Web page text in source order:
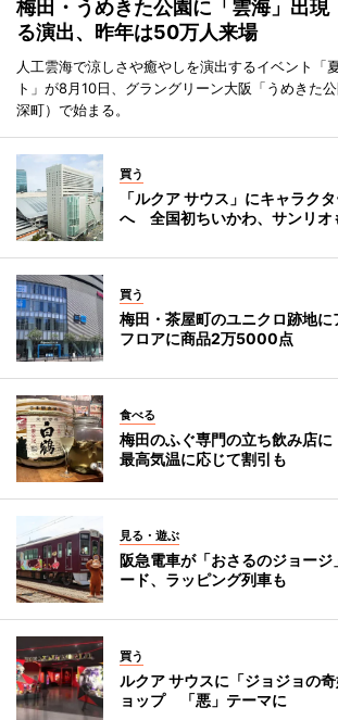
梅田・うめきた公園に「雲海」出
る演出、昨年は50万人来場
人工雲海で涼しさや癒やしを演出するイベント「
ト」が8月10日、グラングリーン大阪「うめきた
深町）で始まる。
買う
「ルクア サウス」にキャラク
へ 全国初ちいかわ、サンリオ
買う
梅田・茶屋町のユニクロ跡地
フロアに商品2万5000点
食べる
梅田のふぐ専門の立ち飲み店
最高気温に応じて割引も
見る・遊ぶ
阪急電車が「おさるのジョー
ード、ラッピング列車も
買う
ルクア サウスに「ジョジョの
ョップ 「悪」テーマに